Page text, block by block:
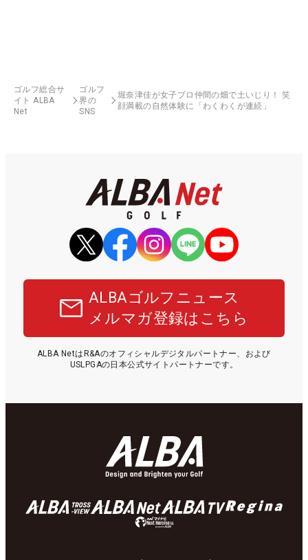
ゴルフ総合サ
イト ALBA
Net
ゴルフ
界の
SNS
堀奈津佳が女子プロ仲間の畑で土いじり！ 笑
顔満載の自然体験に「わくわくが連続」
ALBAゴルフニュース
メルマガ登録はこちら
ALBA NetはR&Aのオフィシャルデジタルパートナー、および
USLPGAの日本公式サイトパートナーです。